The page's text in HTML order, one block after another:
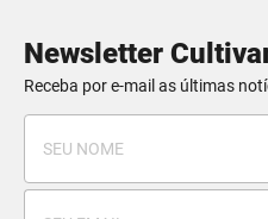
Newsletter
Receba por e-mail as últimas